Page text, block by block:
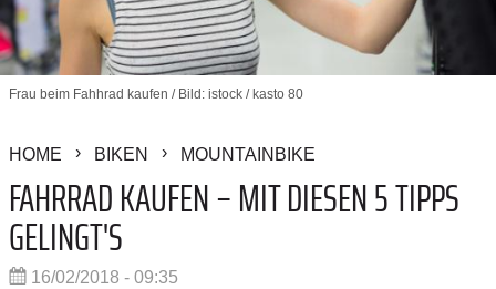
Frau beim Fahhrad kaufen / Bild: istock / kasto 80
HOME BIKEN MOUNTAINBIKE
FAHRRAD KAUFEN – MIT DIESEN 5 TIPPS
GELINGT'S
16/02/2018 - 09:35